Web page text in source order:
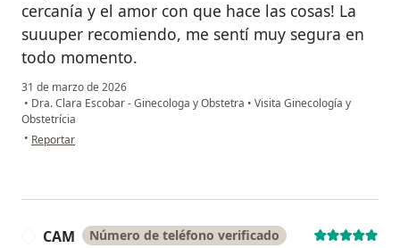
cercanía y el amor con que hace las cosas! La
suuuper recomiendo, me sentí muy segura en
todo momento.
31 de marzo de 2026
• Dra. Clara Escobar - Ginecologa y Obstetra • Visita Ginecología y
Obstetrícia
• en opinión del usuario Camila
Reportar
CAM Número de teléfono verificado